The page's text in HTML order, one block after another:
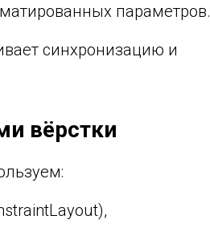
параметров.
синхронизацию и
вёрстки